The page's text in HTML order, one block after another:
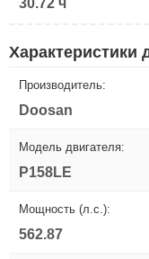
30.72 ч
Характеристики
Производитель:
Doosan
Модель двигателя:
P158LE
Мощность (л.с.):
562.87